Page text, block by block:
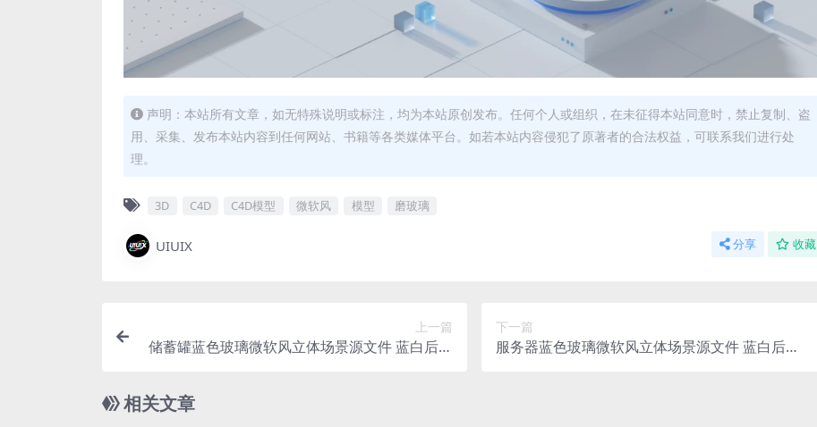
声明：本站所有文章，如无特殊说明或标注，均为本站原创发布。任何个人或组织，在未征得本站同意时，禁止复制、盗
用、采集、发布本站内容到任何网站、书籍等各类媒体平台。如若本站内容侵犯了原著者的合法权益，可联系我们进行处
理。
3D C4D C4D模型 微软风 模型 磨玻璃
UIUIX 分享 收藏
上一篇
储蓄罐蓝色玻璃微软风立体场景源文件 蓝白后台
下一篇
服务器蓝色玻璃微软风立体场景源文件 蓝白后台
相关文章